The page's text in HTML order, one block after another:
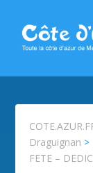
Draguignan >
FETE –